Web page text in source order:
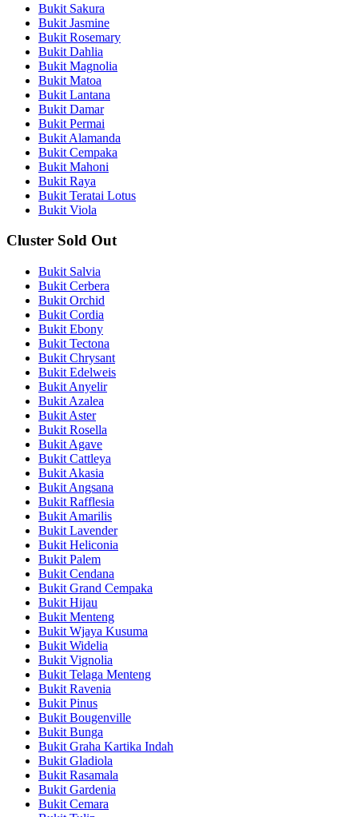
Bukit Sakura
Bukit Jasmine
Bukit Rosemary
Bukit Dahlia
Bukit Magnolia
Bukit Matoa
Bukit Lantana
Bukit Damar
Bukit Permai
Bukit Alamanda
Bukit Cempaka
Bukit Mahoni
Bukit Raya
Bukit Teratai Lotus
Bukit Viola
Cluster Sold Out
Bukit Salvia
Bukit Cerbera
Bukit Orchid
Bukit Cordia
Bukit Ebony
Bukit Tectona
Bukit Chrysant
Bukit Edelweis
Bukit Anyelir
Bukit Azalea
Bukit Aster
Bukit Rosella
Bukit Agave
Bukit Cattleya
Bukit Akasia
Bukit Angsana
Bukit Rafflesia
Bukit Amarilis
Bukit Lavender
Bukit Heliconia
Bukit Palem
Bukit Cendana
Bukit Grand Cempaka
Bukit Hijau
Bukit Menteng
Bukit Wjaya Kusuma
Bukit Widelia
Bukit Vignolia
Bukit Telaga Menteng
Bukit Ravenia
Bukit Pinus
Bukit Bougenville
Bukit Bunga
Bukit Graha Kartika Indah
Bukit Gladiola
Bukit Rasamala
Bukit Gardenia
Bukit Cemara